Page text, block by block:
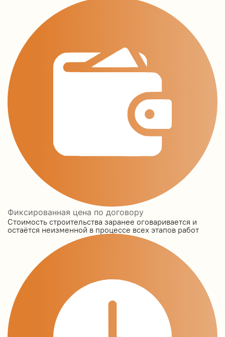
Фиксированная цена по договору
Стоимость строительства заранее оговаривается и
остаётся неизменной в процессе всех этапов работ